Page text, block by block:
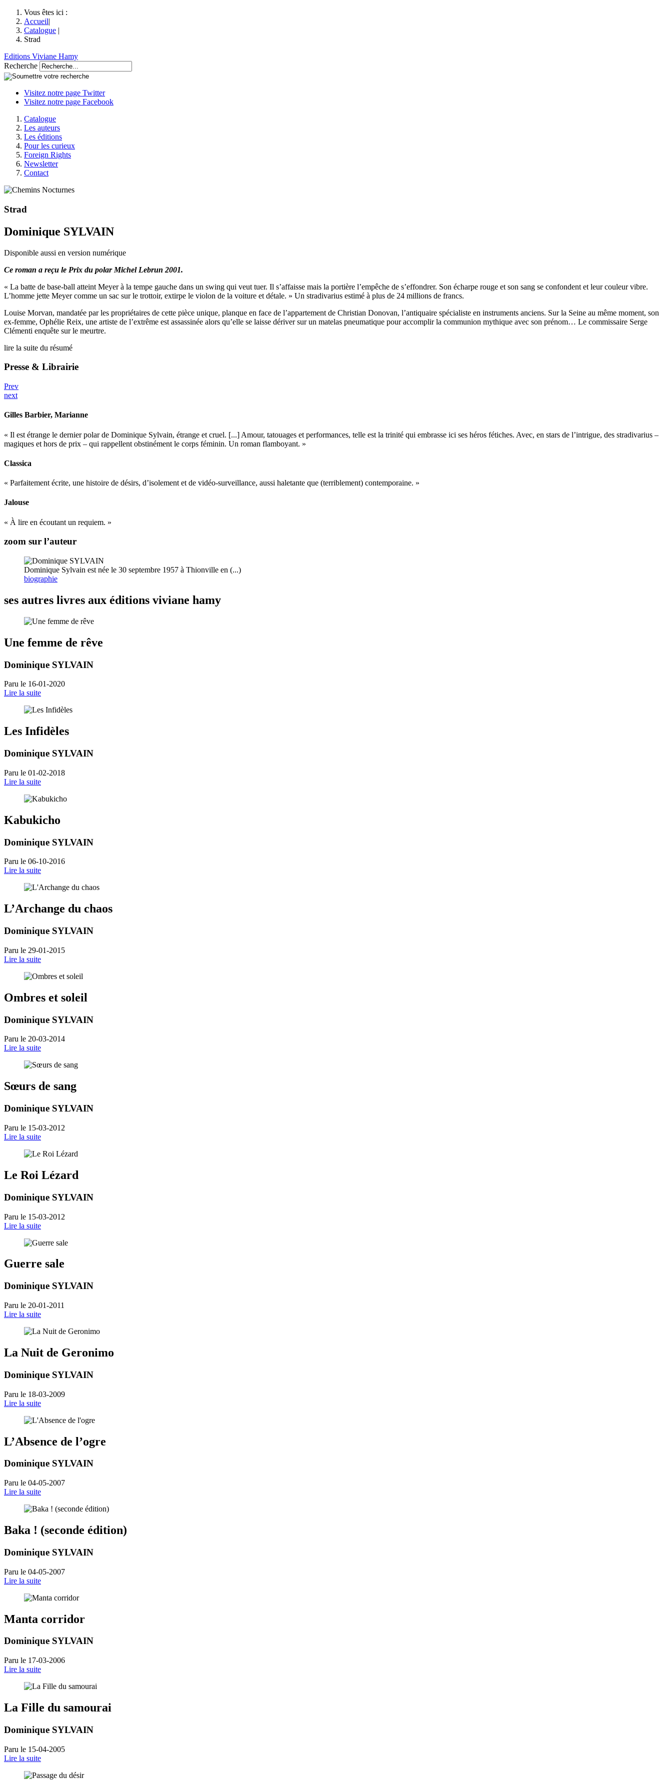
Vous êtes ici :
Accueil|
Catalogue |
Strad
Editions Viviane Hamy
Recherche
Visitez notre page Twitter
Visitez notre page Facebook
Catalogue
Les auteurs
Les éditions
Pour les curieux
Foreign Rights
Newsletter
Contact
Strad
Dominique SYLVAIN
Disponible aussi en version numérique
Ce roman a reçu le Prix du polar Michel Lebrun 2001.
« La batte de base-ball atteint Meyer à la tempe gauche dans un swing qui veut tuer. Il s’affaisse mais la portière l’empêche de s’effondrer. Son écharpe rouge et son sang se confondent et leur couleur vibre.
L’homme jette Meyer comme un sac sur le trottoir, extirpe le violon de la voiture et détale. » Un stradivarius estimé à plus de 24 millions de francs.
Louise Morvan, mandatée par les propriétaires de cette pièce unique, planque en face de l’appartement de Christian Donovan, l’antiquaire spécialiste en instruments anciens. Sur la Seine au même moment, son
ex-femme, Ophélie Reix, une artiste de l’extrême est assassinée alors qu’elle se laisse dériver sur un matelas pneumatique pour accomplir la communion mythique avec son prénom… Le commissaire Serge
Clémenti enquête sur le meurtre.
lire la suite du résumé
Presse & Librairie
Prev
next
Gilles Barbier, Marianne
« Il est étrange le dernier polar de Dominique Sylvain, étrange et cruel. [...] Amour, tatouages et performances, telle est la trinité qui embrasse ici ses héros fétiches. Avec, en stars de l’intrigue, des stradivarius –
magiques et hors de prix – qui rappellent obstinément le corps féminin. Un roman flamboyant. »
Classica
« Parfaitement écrite, une histoire de désirs, d’isolement et de vidéo-surveillance, aussi haletante que (terriblement) contemporaine. »
Jalouse
« À lire en écoutant un requiem. »
zoom sur l’auteur
Dominique Sylvain est née le 30 septembre 1957 à Thionville en (...)
biographie
ses autres livres aux éditions viviane hamy
Une femme de rêve
Dominique SYLVAIN
Paru le 16-01-2020
Lire la suite
Les Infidèles
Dominique SYLVAIN
Paru le 01-02-2018
Lire la suite
Kabukicho
Dominique SYLVAIN
Paru le 06-10-2016
Lire la suite
L’Archange du chaos
Dominique SYLVAIN
Paru le 29-01-2015
Lire la suite
Ombres et soleil
Dominique SYLVAIN
Paru le 20-03-2014
Lire la suite
Sœurs de sang
Dominique SYLVAIN
Paru le 15-03-2012
Lire la suite
Le Roi Lézard
Dominique SYLVAIN
Paru le 15-03-2012
Lire la suite
Guerre sale
Dominique SYLVAIN
Paru le 20-01-2011
Lire la suite
La Nuit de Geronimo
Dominique SYLVAIN
Paru le 18-03-2009
Lire la suite
L’Absence de l’ogre
Dominique SYLVAIN
Paru le 04-05-2007
Lire la suite
Baka ! (seconde édition)
Dominique SYLVAIN
Paru le 04-05-2007
Lire la suite
Manta corridor
Dominique SYLVAIN
Paru le 17-03-2006
Lire la suite
La Fille du samourai
Dominique SYLVAIN
Paru le 15-04-2005
Lire la suite